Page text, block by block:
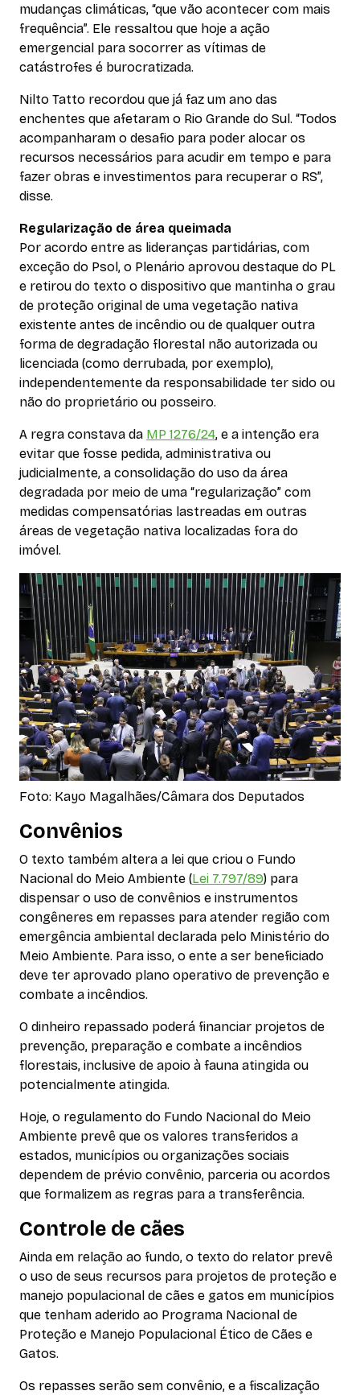
mudanças climáticas, “que vão acontecer com mais
frequência”. Ele ressaltou que hoje a ação
emergencial para socorrer as vítimas de
catástrofes é burocratizada.
Nilto Tatto recordou que já faz um ano das
enchentes que afetaram o Rio Grande do Sul. “Todos
acompanharam o desafio para poder alocar os
recursos necessários para acudir em tempo e para
fazer obras e investimentos para recuperar o RS”,
disse.
Regularização de área queimada
Por acordo entre as lideranças partidárias, com
exceção do Psol, o Plenário aprovou destaque do PL
e retirou do texto o dispositivo que mantinha o grau
de proteção original de uma vegetação nativa
existente antes de incêndio ou de qualquer outra
forma de degradação florestal não autorizada ou
licenciada (como derrubada, por exemplo),
independentemente da responsabilidade ter sido ou
não do proprietário ou posseiro.
A regra constava da MP 1276/24, e a intenção era
evitar que fosse pedida, administrativa ou
judicialmente, a consolidação do uso da área
degradada por meio de uma “regularização” com
medidas compensatórias lastreadas em outras
áreas de vegetação nativa localizadas fora do
imóvel.
Foto: Kayo Magalhães/Câmara dos Deputados
Convênios
O texto também altera a lei que criou o Fundo
Nacional do Meio Ambiente (Lei 7.797/89) para
dispensar o uso de convênios e instrumentos
congêneres em repasses para atender região com
emergência ambiental declarada pelo Ministério do
Meio Ambiente. Para isso, o ente a ser beneficiado
deve ter aprovado plano operativo de prevenção e
combate a incêndios.
O dinheiro repassado poderá financiar projetos de
prevenção, preparação e combate a incêndios
florestais, inclusive de apoio à fauna atingida ou
potencialmente atingida.
Hoje, o regulamento do Fundo Nacional do Meio
Ambiente prevê que os valores transferidos a
estados, municípios ou organizações sociais
dependem de prévio convênio, parceria ou acordos
que formalizem as regras para a transferência.
Controle de cães
Ainda em relação ao fundo, o texto do relator prevê
o uso de seus recursos para projetos de proteção e
manejo populacional de cães e gatos em municípios
que tenham aderido ao Programa Nacional de
Proteção e Manejo Populacional Ético de Cães e
Gatos.
Os repasses serão sem convênio, e a fiscalização